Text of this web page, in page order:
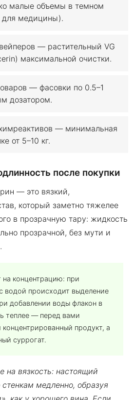
малые объемы в темном
для медицины).
— растительный VG
максимальной очистки.
— фасовки по 0.5–1
дозатором.
— минимальная
от 5–10 кг.
после покупки
— это вязкий,
который заметно тяжелее
в прозрачную тару: жидкость
прозрачной, без мути и
на концентрацию: при
водой происходит выделение
добавлении воды флакон в
теплее — перед вами
концентрированный продукт, а
суррогат.
на вязкость: настоящий
стенкам медленно, образуя